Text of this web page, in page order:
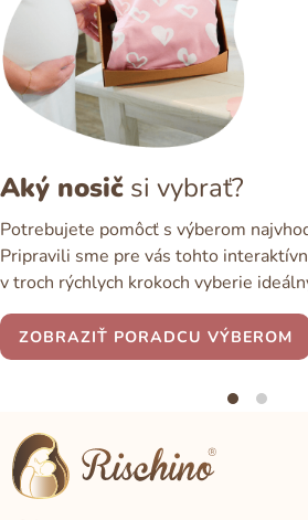
Aký nosič si vybrať?
Potrebujete pomôcť s výberom
Pripravili sme pre vás tohto
v troch rýchlych krokoch vyberie
ZOBRAZIŤ PORADCU VÝBEROM